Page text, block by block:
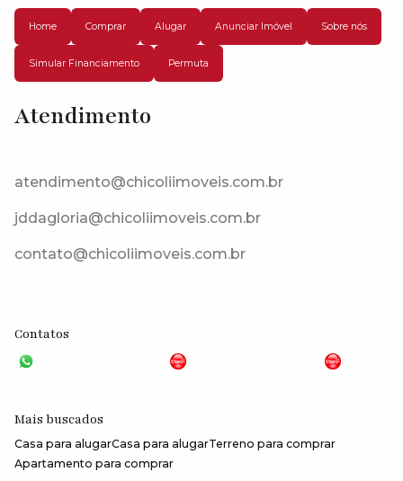
Home Comprar Alugar Anunciar Imóvel Sobre nós
Simular Financiamento Permuta
Atendimento
atendimento@chicoliimoveis.com.br
jddagloria@chicoliimoveis.com.br
contato@chicoliimoveis.com.br
Contatos
Mais buscados
Casa para alugarCasa para alugarTerreno para comprar
Apartamento para comprar